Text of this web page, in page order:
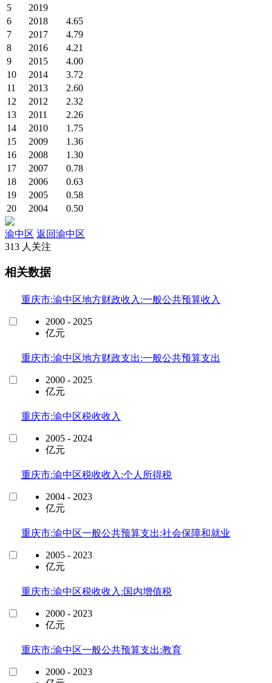
5
2019
6
2018
4.65
7
2017
4.79
8
2016
4.21
9
2015
4.00
10
2014
3.72
11
2013
2.60
12
2012
2.32
13
2011
2.26
14
2010
1.75
15
2009
1.36
16
2008
1.30
17
2007
0.78
18
2006
0.63
19
2005
0.58
20
2004 0.50
渝中区 返回渝中区
313 人关注
相关数据
重庆市:渝中区地方财政收入:一般公共预算收入
2000 - 2025
亿元
重庆市:渝中区地方财政支出:一般公共预算支出
2000 - 2025
亿元
重庆市:渝中区税收收入
2005 - 2024
亿元
重庆市:渝中区税收收入:个人所得税
2004 - 2023
亿元
重庆市:渝中区一般公共预算支出:社会保障和就业
2005 - 2023
亿元
重庆市:渝中区税收收入:国内增值税
2000 - 2023
亿元
重庆市:渝中区一般公共预算支出:教育
2000 - 2023